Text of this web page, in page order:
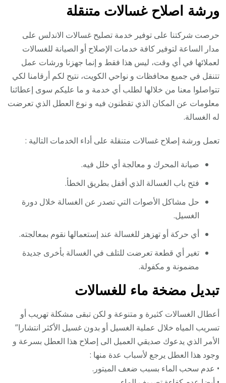
ورشة اصلاح غسالات متنقلة
حرصت شركتنا على توفير خدمة تصليح غسالات الاندلس على
مدار الساعة لتوفير كافة خدمات الإصلاح أو الصيانة للغسالات
لعملائها في أي وقت، ليس هذا فقط و إنما جهزنا ورشات عمل
تتنقل في جميع محافظات و نواحي الكويت، نتيح لكم أرقامنا لكي
تتواصلوا معنا من خلالها لطلب أي خدمة و ما عليكم سوى إعطائنا
معلومات عن المكان الذي تقطنون فيه و نوع العطل الذي تعرضت
له الغسالة.
تعمل ورشة إصلاح غسالات متنقلة على أداء الخدمات التالية :
صيانة المحرك و معالجة أي خلل فيه.
فتح باب الغسالة الذي أقفل بطريق الخطأ.
حل مشاكل الأصوات التي تصدر عن الغسالة خلال دورة
الغسيل.
أي حركة أو تهزهز للغسالة عند إستعمالها نقوم بمعالجته.
تغير أي قطعة تعرضت للتلف في الغسالة بأخرى جديدة
مضمونة و مكفولة.
تبديل مضخة ماء للغسالات
أعطال الغسالات كثيرة و متنوعة و لكن تبقى مشكلة تهريب أو
تسريب المياه خلال عملية الغسيل أو بدون غسيل الأكثر انتشارا”
الأمر الذي يدعوك صديقي العميل الى إصلاح هذا العطل بسرعة و
وجود هذا العطل يرجع لأسباب عدة منها :
• عدم سحب الماء بسبب ضعف الميتور.